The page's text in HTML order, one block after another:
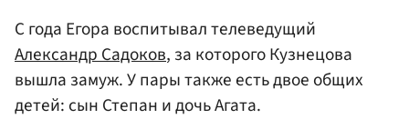
С года Егора воспитывал телеведущий
Александр Садоков, за которого Кузнецова
вышла замуж. У пары также есть двое общих
детей: сын Степан и дочь Агата.